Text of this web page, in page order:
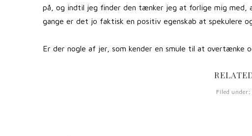
på, og indtil jeg finder den tænker jeg at forlige mig med,
gange er det jo faktisk en positiv egenskab at spekulere
Er der nogle af jer, som kender en smule til at overtænke
Filed under: